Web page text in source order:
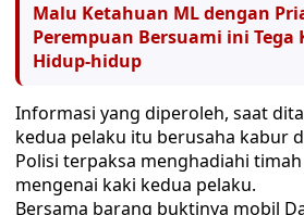
Malu Ketahuan ML dengan
Perempuan Bersuami ini Tega
Hidup-hidup
Informasi yang diperoleh, saat
kedua pelaku itu berusaha kabur
Polisi terpaksa menghadiahi
mengenai kaki kedua pelaku.
Bersama barang buktinya mobil